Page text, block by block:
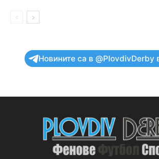
Новините са в @PlovdivDerby